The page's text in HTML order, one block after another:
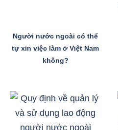
Người nước ngoài có thể
tự xin việc làm ở Việt Nam
không?